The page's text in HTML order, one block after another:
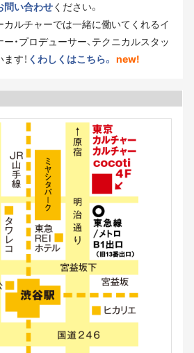
問い合わせください。
カルチャーでは一緒に働いてくれるイ
・プロデューサー、テクニカルスタッ
す！ くわしくはこちら。 new!